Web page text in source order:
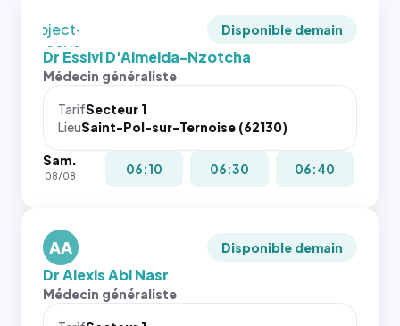
`object-
fit: cover`.
Sans ces
navigateur
pas la
place, et
les trois
dernières
images de
l'annuaire
dans ce
Disponible demain
Dr Essivi D'Almeida-Nzotcha
Médecin généraliste
TarifSecteur 1
LieuSaint-Pol-sur-Ternoise (62130)
Sam.
08/08 06:10 06:30 06:40
AA Disponible demain
Dr Alexis Abi Nasr
Médecin généraliste
{# 40×40
`.profile-
picture`,
et un
rapport 1:1